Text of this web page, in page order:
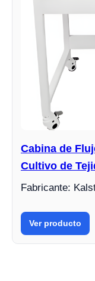
Cabina de
Cultivo de
Fabricante:
Ver producto